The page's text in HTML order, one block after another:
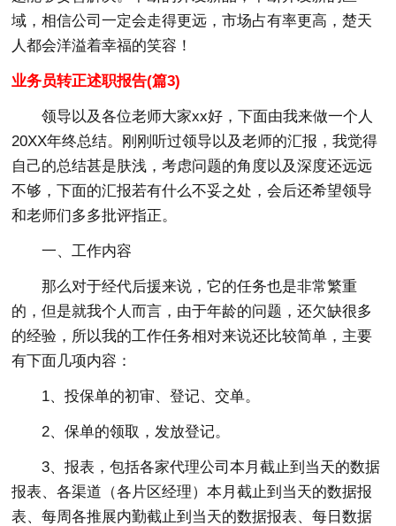
域，相信公司一定会走得更远，市场占有率更高，楚天
人都会洋溢着幸福的笑容！
业务员转正述职报告(篇3)
领导以及各位老师大家xx好，下面由我来做一个人
20XX年终总结。刚刚听过领导以及老师的汇报，我觉得
自己的总结甚是肤浅，考虑问题的角度以及深度还远远
不够，下面的汇报若有什么不妥之处，会后还希望领导
和老师们多多批评指正。
一、工作内容
那么对于经代后援来说，它的任务也是非常繁重
的，但是就我个人而言，由于年龄的问题，还欠缺很多
的经验，所以我的工作任务相对来说还比较简单，主要
有下面几项内容：
1、投保单的初审、登记、交单。
2、保单的领取，发放登记。
3、报表，包括各家代理公司本月截止到当天的数据
报表、各渠道（各片区经理）本月截止到当天的数据报
表、每周各推展内勤截止到当天的数据报表、每日数据